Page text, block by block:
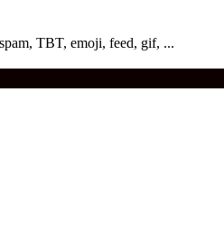
TBT, emoji, feed, gif, ...